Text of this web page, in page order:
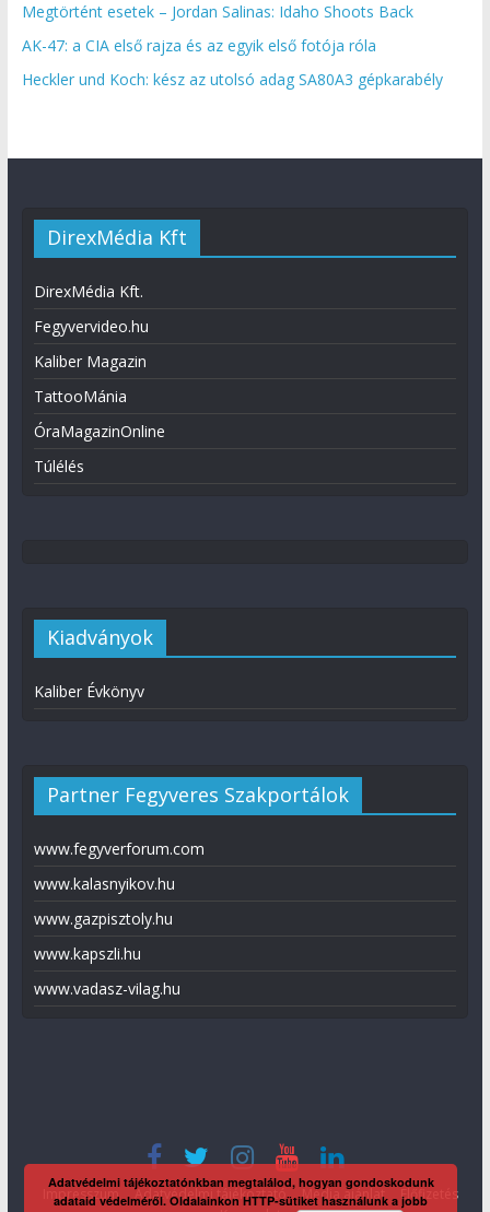
Megtörtént esetek – Jordan Salinas: Idaho Shoots Back
AK-47: a CIA első rajza és az egyik első fotója róla
Heckler und Koch: kész az utolsó adag SA80A3 gépkarabély
DirexMédia Kft
DirexMédia Kft.
Fegyvervideo.hu
Kaliber Magazin
TattooMánia
ÓraMagazinOnline
Túlélés
Kiadványok
Kaliber Évkönyv
Partner Fegyveres Szakportálok
www.fegyverforum.com
www.kalasnyikov.hu
www.gazpisztoly.hu
www.kapszli.hu
www.vadasz-vilag.hu
Impresszum Adatvédelmi tájékoztató Média ajánlat
Előfizetés
Adatvédelmi tájékoztatónkban megtalálod, hogyan gondoskodunk
adataid védelméről. Oldalainkon HTTP-sütiket használunk a jobb